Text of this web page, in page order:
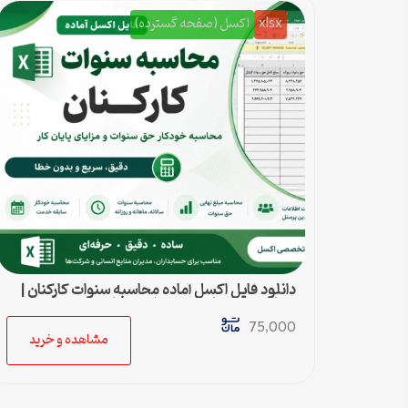
xlsx اکسل (صفحه گسترده)
دانلود فایل اکسل آماده محاسبه سنوات کارکنان |
محاسبه خودکار حق سنوات و پایان کار
75,000
مشاهده و خرید